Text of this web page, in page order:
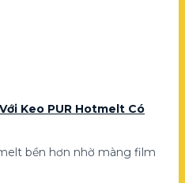
Keo PUR Hotmelt Có
bền hơn nhờ màng film